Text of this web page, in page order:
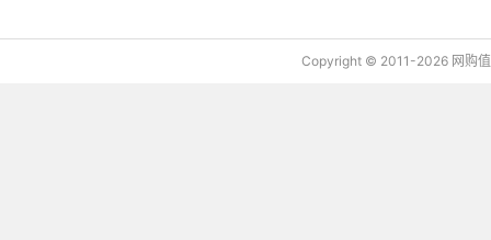
Copyright © 2011-2026 网购